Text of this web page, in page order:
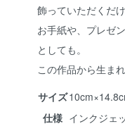
飾っていただくだ
お手紙や、プレゼ
としても。
この作品から生ま
サイズ
仕様 インクジェ